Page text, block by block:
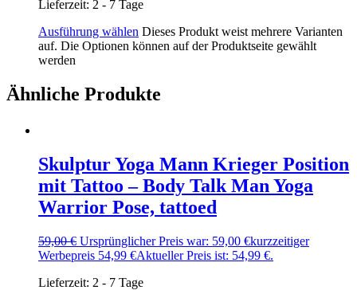
Lieferzeit: 2 - 7 Tage
Ausführung wählen Dieses Produkt weist mehrere Varianten
auf. Die Optionen können auf der Produktseite gewählt
werden
Ähnliche Produkte
Skulptur Yoga Mann Krieger Position
mit Tattoo – Body Talk Man Yoga
Warrior Pose, tattoed
59,00€ Ursprünglicher Preis war: 59,00 €kurzzeitiger
Werbepreis 54,99 €Aktueller Preis ist: 54,99 €.
Lieferzeit: 2 - 7 Tage